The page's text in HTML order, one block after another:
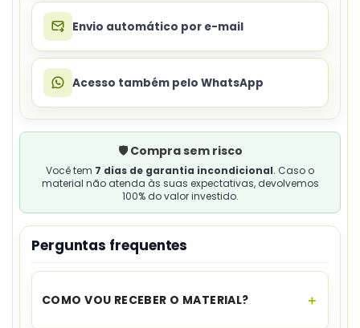
Envio automático por e-mail
Acesso também pelo WhatsApp
🛡️ Compra sem risco
Você tem 7 dias de garantia incondicional. Caso o
material não atenda às suas expectativas, devolvemos
100% do valor investido.
Perguntas frequentes
COMO VOU RECEBER O MATERIAL?